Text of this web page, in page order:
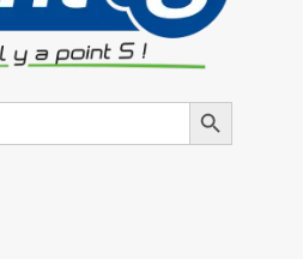
Search Button